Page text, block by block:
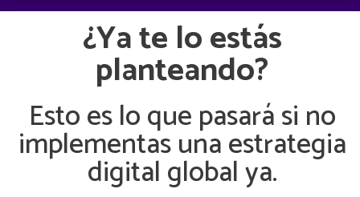
¿Ya te lo estás
planteando?
Esto es lo que pasará si no
implementas una estrategia
digital global ya.